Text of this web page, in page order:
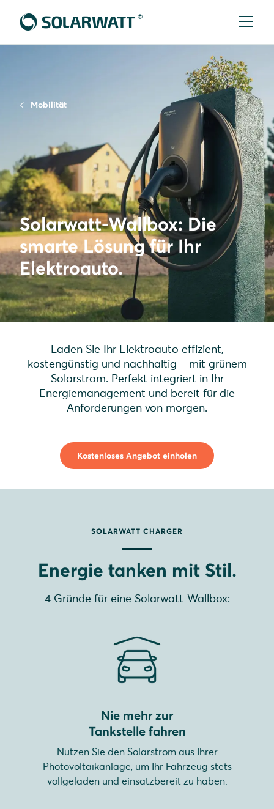
Mobilität
Solarwatt-Wallbox: Die
smarte Lösung für Ihr
Elektroauto.
Laden Sie Ihr Elektroauto effizient,
kostengünstig und nachhaltig – mit grünem
Solarstrom. Perfekt integriert in Ihr
Energiemanagement und bereit für die
Anforderungen von morgen.
Kostenloses Angebot einholen
SOLARWATT CHARGER
Energie tanken mit Stil.
4 Gründe für eine Solarwatt-Wallbox:
Nie mehr zur
Tankstelle fahren
Nutzen Sie den Solarstrom aus Ihrer
Photovoltaikanlage, um Ihr Fahrzeug stets
vollgeladen und einsatzbereit zu haben.